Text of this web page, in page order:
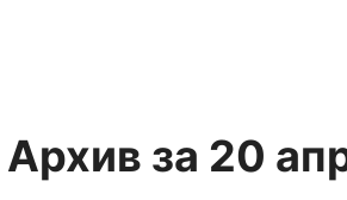
Архив за 20